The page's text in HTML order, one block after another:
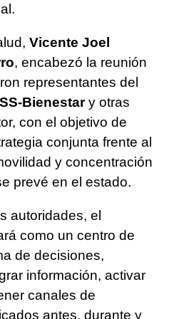
Vicente Joel
, encabezó la reunión
representantes del
Bienestary otras
con el objetivo de
conjunta frente al
y concentración
prevé en el estado.
autoridades, el
como un centro de
de decisiones,
información, activar
canales de
antes, durante y